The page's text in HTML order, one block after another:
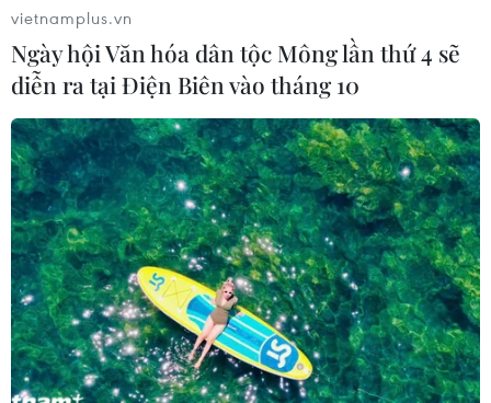
TIN CÙNG CHUYÊN MỤC
Canada áp dụng biện pháp tự vệ tạm
thời với tủ gỗ và tủ lavabo nhập khẩu
vietnamplus.vn
Ngày hội Văn hóa dân tộc Mông lần thứ 4 sẽ
diễn ra tại Điện Biên vào tháng 10